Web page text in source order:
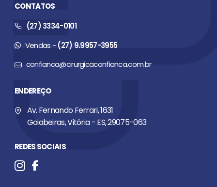
CONTATOS
(27) 3334-0101
Vendas - (27) 9.9957-3955
confianca@cirurgicaconfianca.com.br
ENDEREÇO
Av. Fernando Ferrari, 1631
Goiabeiras, Vitória - ES, 29075-063
REDES SOCIAIS